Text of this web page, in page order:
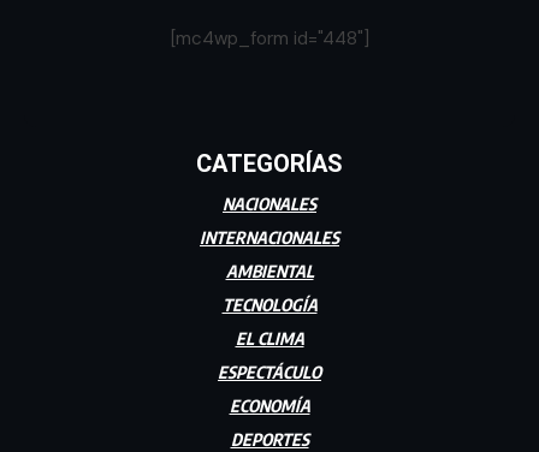
[mc4wp_form id="448"]
CATEGORÍAS
NACIONALES
INTERNACIONALES
AMBIENTAL
TECNOLOGÍA
EL CLIMA
ESPECTÁCULO
ECONOMÍA
DEPORTES